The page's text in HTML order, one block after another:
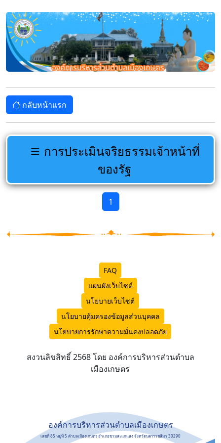
กลับหน้าแรก
การประเมินจริยธรรมเจ้าหน้าที่
ของรัฐ
1
FAQ
แผนผังเว็บไซต์
นโยบายเว็บไซต์
นโยบายคุ้มครองข้อมูลส่วนบุคคล
นโยบายการรักษาความมั่นคงปลอดภัย
สงวนลิขสิทธิ์ 2568 โดย องค์การบริหารส่วนตำบล
เมืองเกษตร
องค์การบริหารส่วนตำบลเมืองเกษตร
เลขที่ 85 หมู่ที่ 5 ตำบลเมืองเกษตร อำเภอขามสะแกแสง จังหวัดนครราชสีมา 30290